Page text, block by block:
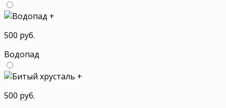
+
500 руб.
Водопад
+
500 руб.